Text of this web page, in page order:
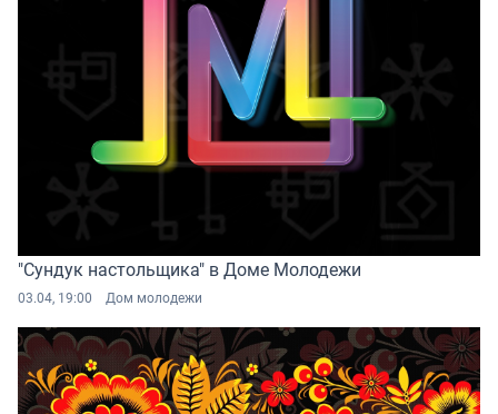
"Сундук настольщика" в Доме Молодежи
03.04, 19:00 Дом молодежи